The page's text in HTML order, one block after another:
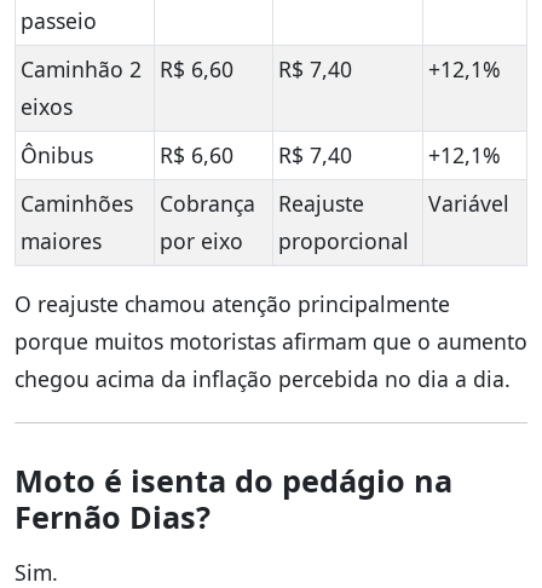
passeio
Caminhão 2
eixos
R$ 6,60 R$ 7,40 +12,1%
Ônibus R$ 6,60 R$ 7,40
+12,1%
Caminhões
maiores
Cobrança
por eixo
Reajuste
proporcional
Variável
O reajuste chamou atenção principalmente
porque muitos motoristas afirmam que o aumento
chegou acima da inflação percebida no dia a dia.
Moto é isenta do pedágio na
Fernão Dias?
Sim.